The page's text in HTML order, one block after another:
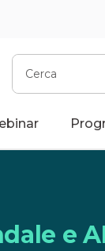
Cerca
e